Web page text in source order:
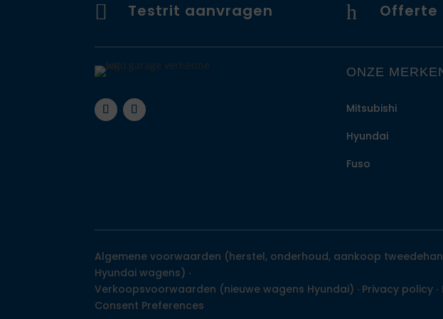
 Testrit aanvragen h Offerte
ONZE
Mitsubishi
Hyundai
Fuso
Algemene voorwaarden (herstel, onderhoud, aankoop
Hyundai wagens) ·
Verkoopsvoorwaarden (nieuwe wagens Hyundai) · Privacy policy ·
Consent Preferences